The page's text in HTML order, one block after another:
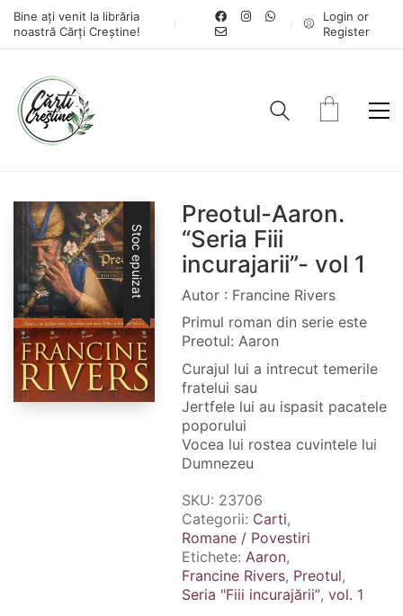
Bine ați venit la librăria
noastră Cărți Creștine!
Login or
Register
Stoc epuizat
Preotul-Aaron.
“Seria Fiii
incurajarii”- vol 1
Autor : Francine Rivers
Primul roman din serie este
Preotul: Aaron
Curajul lui a intrecut temerile
fratelui sau
Jertfele lui au ispasit pacatele
poporului
Vocea lui rostea cuvintele lui
Dumnezeu
SKU: 23706
Categorii: Carti,
Romane / Povestiri
Etichete: Aaron,
Francine Rivers, Preotul,
Seria "Fiii incurajării”, vol. 1